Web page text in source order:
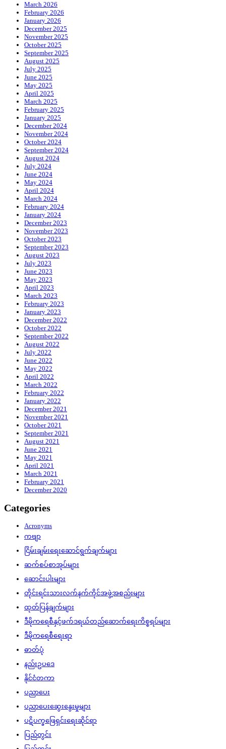
March 2026
February 2026
January 2026
December 2025
November 2025
October 2025
September 2025
August 2025
July 2025
June 2025
May 2025
April 2025
March 2025
February 2025
January 2025
December 2024
November 2024
October 2024
September 2024
August 2024
July 2024
June 2024
May 2024
April 2024
March 2024
February 2024
January 2024
December 2023
November 2023
October 2023
September 2023
August 2023
July 2023
June 2023
May 2023
April 2023
March 2023
February 2023
January 2023
December 2022
October 2022
September 2022
August 2022
July 2022
June 2022
May 2022
April 2022
March 2022
February 2022
January 2022
December 2021
November 2021
October 2021
September 2021
August 2021
June 2021
May 2021
April 2021
March 2021
February 2021
December 2020
Categories
Acronyms
ကဗျာ
ငြိမ်းချမ်းရေးဆောင်ရွက်ချက်များ
ဆက်စပ်စာအုပ်များ
ဆောင်းပါးများ
တိုင်းရင်းသားလက်နက်ကိုင်အဖွဲ့အစည်းများ
ထုတ်ပြန်ချက်များ
ဒီမိုကရေစီနှင့်ဖက်ဒရယ်တည်ဆောက်‌ရေးကိစ္စရပ်များ
ဒီမိုကရေစီရေးရာ
ဓာတ်ပုံ
နည်းဥပဒေ
နိုင်ငံတကာ
ပညာပေး
ပညာပေးဆွေးနွေးမှုများ
ပဋိပက္ခဖြေရှင်းရေးဆိုင်ရာ
ပြည်တွင်း